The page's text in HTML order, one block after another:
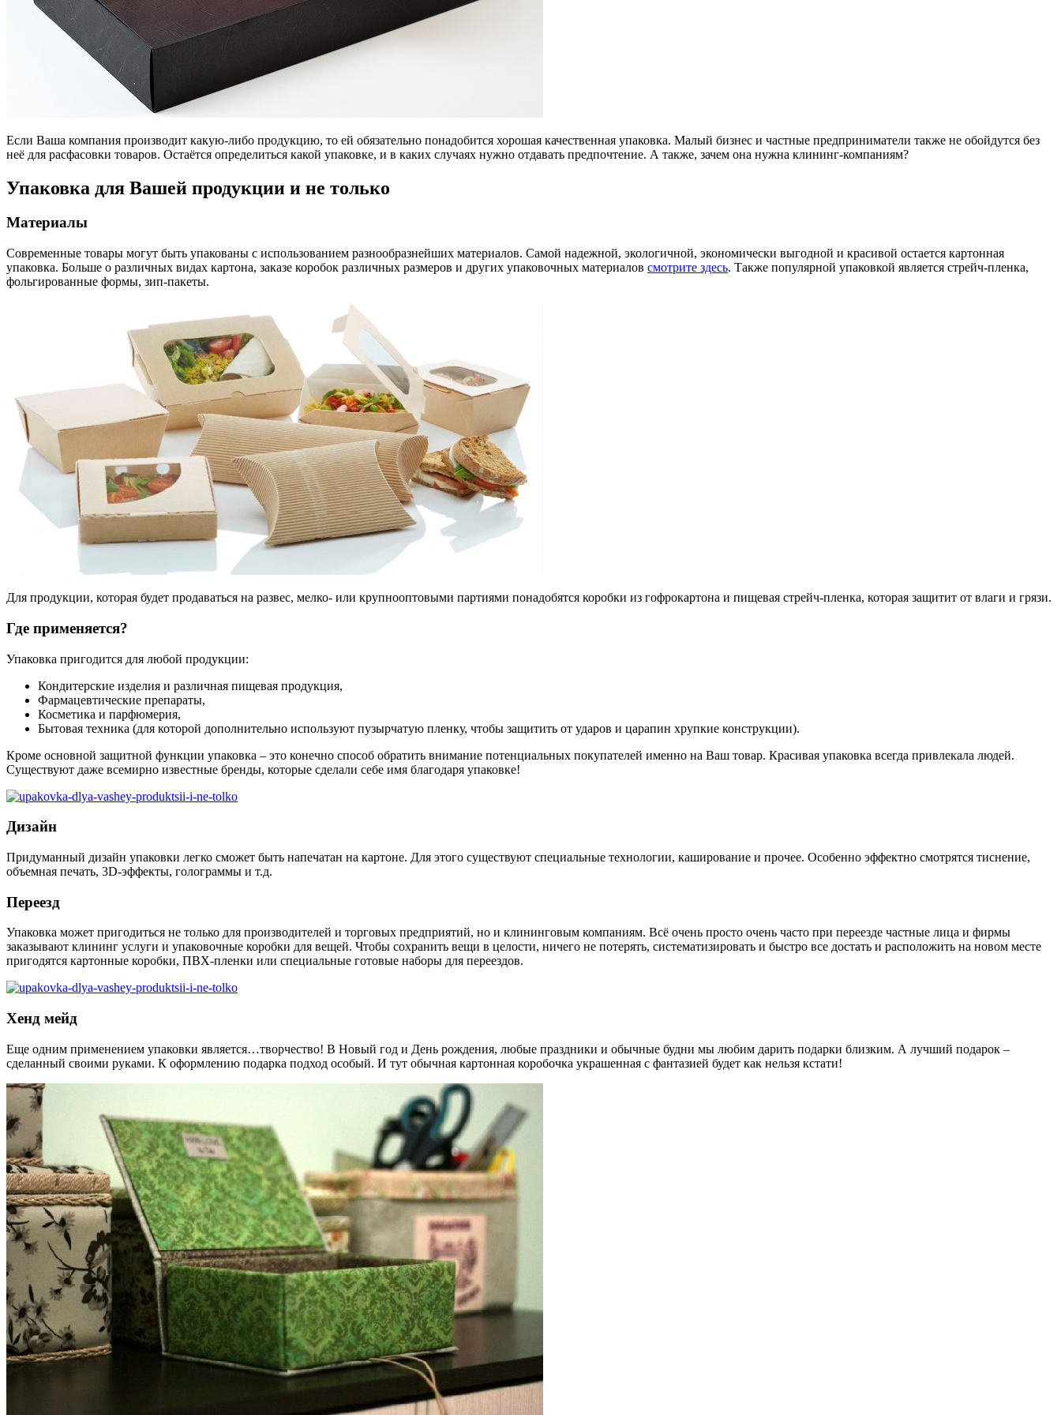
Если Ваша компания производит какую-либо продукцию, то ей обязательно понадобится хорошая качественная упаковка. Малый бизнес и частные предприниматели также не обойдутся без
неё для расфасовки товаров. Остаётся определиться какой упаковке, и в каких случаях нужно отдавать предпочтение. А также, зачем она нужна клининг-компаниям?
Упаковка для Вашей продукции и не только
Материалы
Современные товары могут быть упакованы с использованием разнообразнейших материалов. Самой надежной, экологичной, экономически выгодной и красивой остается картонная
упаковка. Больше о различных видах картона, заказе коробок различных размеров и других упаковочных материалов смотрите здесь. Также популярной упаковкой является стрейч-пленка,
фольгированные формы, зип-пакеты.
Для продукции, которая будет продаваться на развес, мелко- или крупнооптовыми партиями понадобятся коробки из гофрокартона и пищевая стрейч-пленка, которая защитит от влаги и грязи.
Где применяется?
Упаковка пригодится для любой продукции:
Кондитерские изделия и различная пищевая продукция,
Фармацевтические препараты,
Косметика и парфюмерия,
Бытовая техника (для которой дополнительно используют пузырчатую пленку, чтобы защитить от ударов и царапин хрупкие конструкции).
Кроме основной защитной функции упаковка – это конечно способ обратить внимание потенциальных покупателей именно на Ваш товар. Красивая упаковка всегда привлекала людей.
Существуют даже всемирно известные бренды, которые сделали себе имя благодаря упаковке!
Дизайн
Придуманный дизайн упаковки легко сможет быть напечатан на картоне. Для этого существуют специальные технологии, каширование и прочее. Особенно эффектно смотрятся тиснение,
объемная печать, 3D-эффекты, голограммы и т.д.
Переезд
Упаковка может пригодиться не только для производителей и торговых предприятий, но и клининговым компаниям. Всё очень просто очень часто при переезде частные лица и фирмы
заказывают клининг услуги и упаковочные коробки для вещей. Чтобы сохранить вещи в целости, ничего не потерять, систематизировать и быстро все достать и расположить на новом месте
пригодятся картонные коробки, ПВХ-пленки или специальные готовые наборы для переездов.
Хенд мейд
Еще одним применением упаковки является…творчество! В Новый год и День рождения, любые праздники и обычные будни мы любим дарить подарки близким. А лучший подарок –
сделанный своими руками. К оформлению подарка подход особый. И тут обычная картонная коробочка украшенная с фантазией будет как нельзя кстати!